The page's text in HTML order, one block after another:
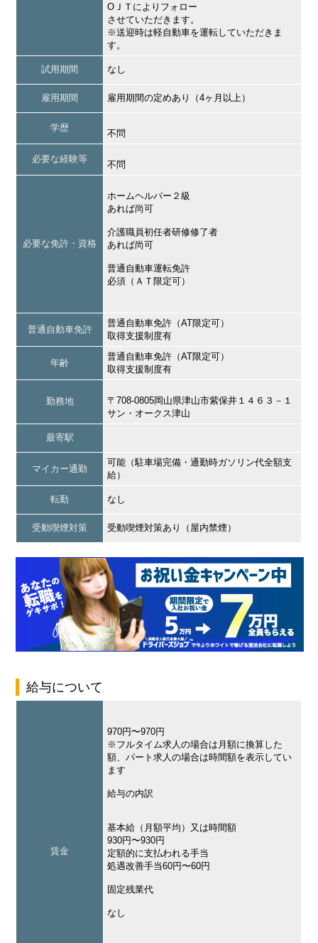
ОＪＴによりフォロー
させていただきます。
※送迎時は軽自動車を運転していただきま
す。
試用期間 なし
雇用期間 雇用期間の定めあり（4ヶ月以上）
学歴
不問
必要な経験等
不問
必要な免許・資格
ホームヘルパー２級
あれば尚可
介護職員初任者研修修了者
あれば尚可
普通自動車運転免許
必須（ＡＴ限定可）
普通自動車免許
普通自動車免許（AT限定可）
取得支援制度有
年齢
普通自動車免許（AT限定可）
取得支援制度有
勤務地
〒708-0805岡山県津山市紫保井１４６３－１
サン・オークス津山
最寄駅
マイカー通勤
可能（駐車場完備・通勤時ガソリン代全額支
給）
転勤 なし
受動喫煙対策 受動喫煙対策あり（屋内禁煙）
給与について
賃金
970円〜970円
※フルタイム求人の場合は月額に換算した
額、パート求人の場合は時間額を表示してい
ます
給与の内訳
基本給（月額平均）又は時間額
930円〜930円
定額的に支払われる手当
処遇改善手当60円〜60円
固定残業代
なし